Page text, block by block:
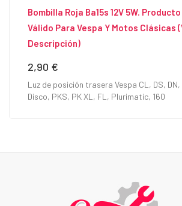
Bombilla Roja Ba15s 12V 5W.
Válido Para Vespa Y Motos Clásicas
Descripción)
Precio
2,90 €
Luz de posición trasera Vespa CL, DS, DN,
Disco, PKS, PK XL, FL, Plurimatic, 160